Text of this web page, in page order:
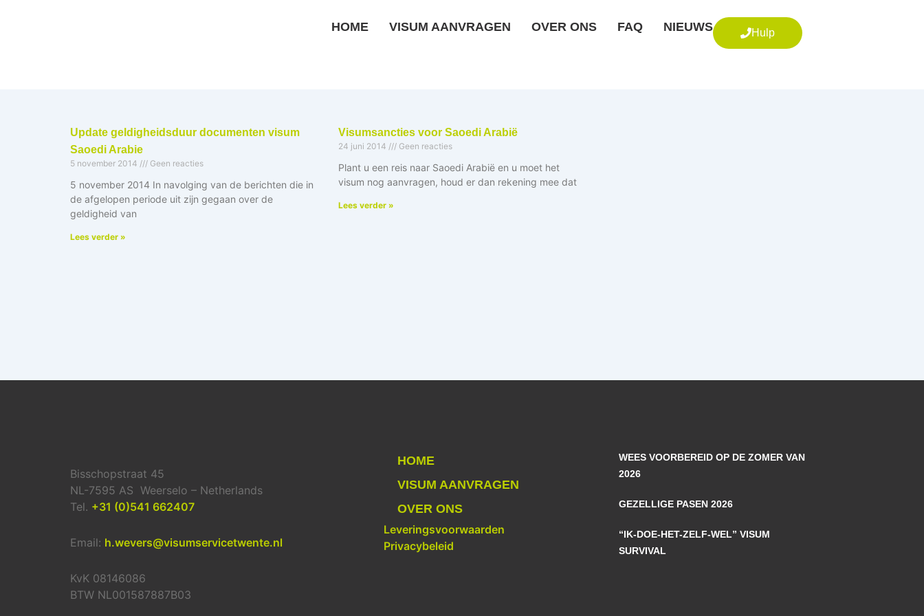
HOME VISUM AANVRAGEN OVER ONS FAQ NIEUWS Hulp
Update geldigheidsduur documenten visum
Saoedi Arabie
5 november 2014 Geen reacties
5 november 2014 In navolging van de berichten die in
de afgelopen periode uit zijn gegaan over de
geldigheid van
Lees verder »
Visumsancties voor Saoedi Arabië
24 juni 2014 Geen reacties
Plant u een reis naar Saoedi Arabië en u moet het
visum nog aanvragen, houd er dan rekening mee dat
Lees verder »
Bisschopstraat 45
NL-7595 AS Weerselo – Netherlands
Tel. +31 (0)541 662407
Email: h.wevers@visumservicetwente.nl
KvK 08146086
BTW NL001587887B03
HOME
VISUM AANVRAGEN
OVER ONS
Leveringsvoorwaarden
Privacybeleid
WEES VOORBEREID OP DE ZOMER VAN
2026
GEZELLIGE PASEN 2026
“IK-DOE-HET-ZELF-WEL” VISUM
SURVIVAL